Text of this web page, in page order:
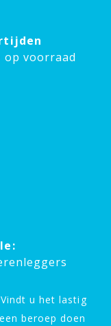
op voorraad
u het lastig
beroep doen